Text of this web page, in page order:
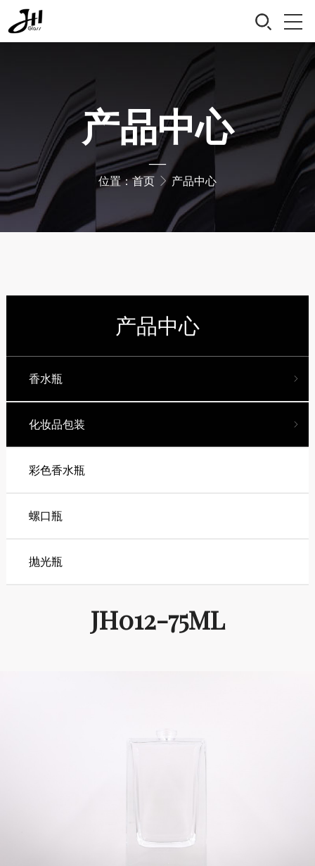
产品中心
—
位置：首页 产品中心
产品中心
香水瓶
化妆品包装
彩色香水瓶
螺口瓶
抛光瓶
JH012-75ML